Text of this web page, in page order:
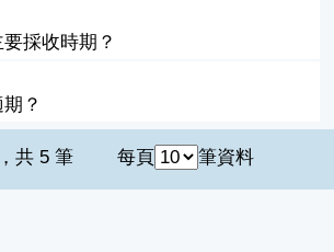
採收時期？
？
共 5 筆 每頁 筆資料